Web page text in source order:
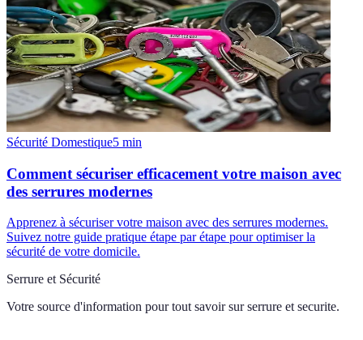
Sécurité Domestique5 min
Comment sécuriser efficacement votre maison avec
des serrures modernes
Apprenez à sécuriser votre maison avec des serrures modernes.
Suivez notre guide pratique étape par étape pour optimiser la
sécurité de votre domicile.
Serrure et Sécurité
Votre source d'information pour tout savoir sur serrure et securite.